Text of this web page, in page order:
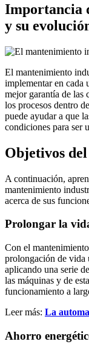
Importancia
y su
El mantenimiento
implementar en cada
mejor garantía de las
los procesos dentro
puede ayudar a que
condiciones para ser
Objetivos
A continuación,
mantenimiento
acerca de sus
Prolongar la
Con el
prolongación de vida
aplicando una serie
las máquinas y de
funcionamiento a
Leer más: La
Ahorro